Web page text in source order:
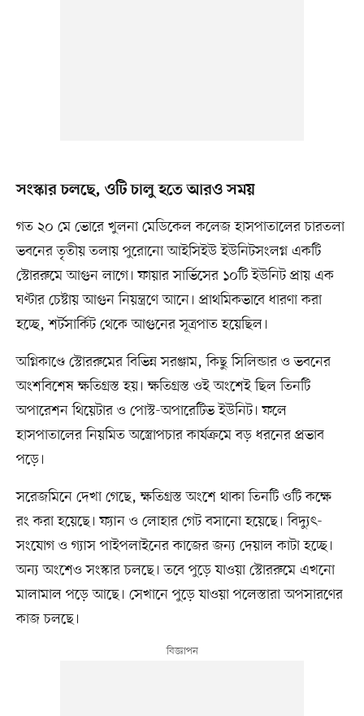
সংস্কার চলছে, ওটি চালু হতে আরও সময়
গত ২০ মে ভোরে খুলনা মেডিকেল কলেজ হাসপাতালের চারতলা
ভবনের তৃতীয় তলায় পুরোনো আইসিইউ ইউনিটসংলগ্ন একটি
স্টোররুমে আগুন লাগে। ফায়ার সার্ভিসের ১০টি ইউনিট প্রায় এক
ঘণ্টার চেষ্টায় আগুন নিয়ন্ত্রণে আনে। প্রাথমিকভাবে ধারণা করা
হচ্ছে, শর্টসার্কিট থেকে আগুনের সূত্রপাত হয়েছিল।
অগ্নিকাণ্ডে স্টোররুমের বিভিন্ন সরঞ্জাম, কিছু সিলিন্ডার ও ভবনের
অংশবিশেষ ক্ষতিগ্রস্ত হয়। ক্ষতিগ্রস্ত ওই অংশেই ছিল তিনটি
অপারেশন থিয়েটার ও পোস্ট-অপারেটিভ ইউনিট। ফলে
হাসপাতালের নিয়মিত অস্ত্রোপচার কার্যক্রমে বড় ধরনের প্রভাব
পড়ে।
সরেজমিনে দেখা গেছে, ক্ষতিগ্রস্ত অংশে থাকা তিনটি ওটি কক্ষে
রং করা হয়েছে। ফ্যান ও লোহার গেট বসানো হয়েছে। বিদ্যুৎ-
সংযোগ ও গ্যাস পাইপলাইনের কাজের জন্য দেয়াল কাটা হচ্ছে।
অন্য অংশেও সংস্কার চলছে। তবে পুড়ে যাওয়া স্টোররুমে এখনো
মালামাল পড়ে আছে। সেখানে পুড়ে যাওয়া পলেস্তারা অপসারণের
কাজ চলছে।